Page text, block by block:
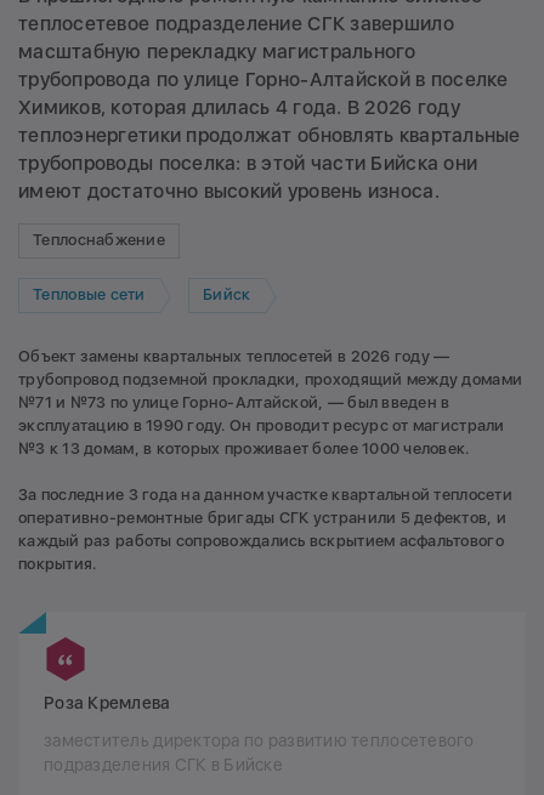
теплосетевое подразделение СГК завершило
масштабную перекладку магистрального
трубопровода по улице Горно-Алтайской в поселке
Химиков, которая длилась 4 года. В 2026 году
теплоэнергетики продолжат обновлять квартальные
трубопроводы поселка: в этой части Бийска они
имеют достаточно высокий уровень износа.
Теплоснабжение
Тепловые сети Бийск
Объект замены квартальных теплосетей в 2026 году —
трубопровод подземной прокладки, проходящий между домами
№71 и №73 по улице Горно-Алтайской, — был введен в
эксплуатацию в 1990 году. Он проводит ресурс от магистрали
№3 к 13 домам, в которых проживает более 1000 человек.
За последние 3 года на данном участке квартальной теплосети
оперативно-ремонтные бригады СГК устранили 5 дефектов, и
каждый раз работы сопровождались вскрытием асфальтового
покрытия.
Роза Кремлева
заместитель директора по развитию теплосетевого
подразделения СГК в Бийске